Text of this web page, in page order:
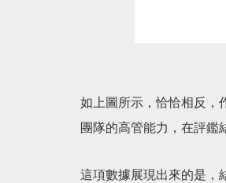
如上圖所示，恰恰相反，
團隊的高管能力，在評鑑
這項數據展現出來的是，